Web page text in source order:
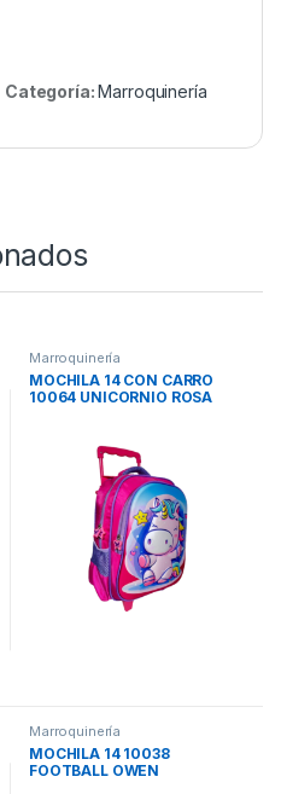
Categoría:Marroquinería
Marroquinería
MOCHILA 14 CON CARRO
10064 UNICORNIO ROSA
Marroquinería
MOCHILA 14 10038
FOOTBALL OWEN